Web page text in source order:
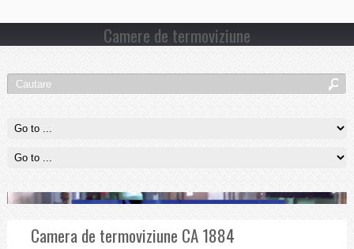
Camere de termoviziune
Camera de termoviziune CA 1884